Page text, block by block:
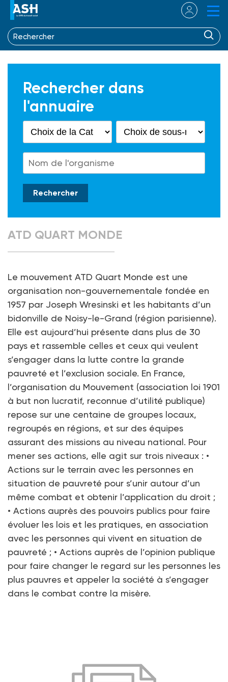
Rechercher dans
l'annuaire
ATD QUART MONDE
Le mouvement ATD Quart Monde est une
organisation non-gouvernementale fondée en
1957 par Joseph Wresinski et les habitants d’un
bidonville de Noisy-le-Grand (région parisienne).
Elle est aujourd’hui présente dans plus de 30
pays et rassemble celles et ceux qui veulent
s’engager dans la lutte contre la grande
pauvreté et l’exclusion sociale. En France,
l’organisation du Mouvement (association loi 1901
à but non lucratif, reconnue d’utilité publique)
repose sur une centaine de groupes locaux,
regroupés en régions, et sur des équipes
assurant des missions au niveau national. Pour
mener ses actions, elle agit sur trois niveaux : •
Actions sur le terrain avec les personnes en
situation de pauvreté pour s’unir autour d’un
même combat et obtenir l’application du droit ;
• Actions auprès des pouvoirs publics pour faire
évoluer les lois et les pratiques, en association
avec les personnes qui vivent en situation de
pauvreté ; • Actions auprès de l’opinion publique
pour faire changer le regard sur les personnes les
plus pauvres et appeler la société à s’engager
dans le combat contre la misère.